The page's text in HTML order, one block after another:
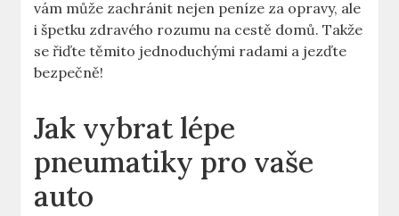
vám může zachránit nejen peníze za opravy, ale
i špetku zdravého rozumu na cestě domů. Takže
se řiďte těmito jednoduchými radami a jezďte
bezpečně!
Jak vybrat lépe
pneumatiky pro vaše
auto